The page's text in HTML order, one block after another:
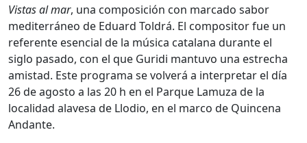
Vistas al mar, una composición con marcado sabor
mediterráneo de Eduard Toldrá. El compositor fue un
referente esencial de la música catalana durante el
siglo pasado, con el que Guridi mantuvo una estrecha
amistad. Este programa se volverá a interpretar el día
26 de agosto a las 20 h en el Parque Lamuza de la
localidad alavesa de Llodio, en el marco de Quincena
Andante.